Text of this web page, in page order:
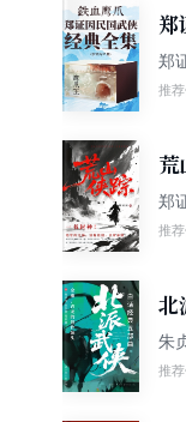
郑
集
郑
推荐
荒
他
招
郑
推荐
北
曲
源
朱
推荐